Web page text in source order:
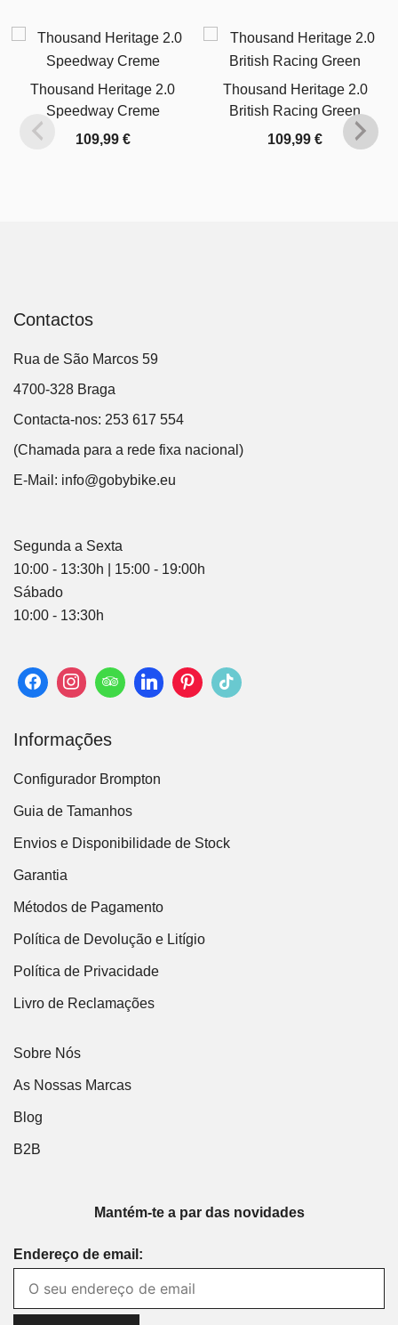
Thousand Heritage 2.0
Speedway Creme
109,99 €
Thousand Heritage 2.0
British Racing Green
109,99€
Contactos
Rua de São Marcos 59
4700-328 Braga
Contacta-nos: 253 617 554
(Chamada para a rede fixa nacional)
E-Mail: info@gobybike.eu
Segunda a Sexta
10:00 - 13:30h | 15:00 - 19:00h
Sábado
10:00 - 13:30h
Informações
Configurador Brompton
Guia de Tamanhos
Envios e Disponibilidade de Stock
Garantia
Métodos de Pagamento
Política de Devolução e Litígio
Política de Privacidade
Livro de Reclamações
Sobre Nós
As Nossas Marcas
Blog
B2B
Mantém-te a par das novidades
Endereço de email: